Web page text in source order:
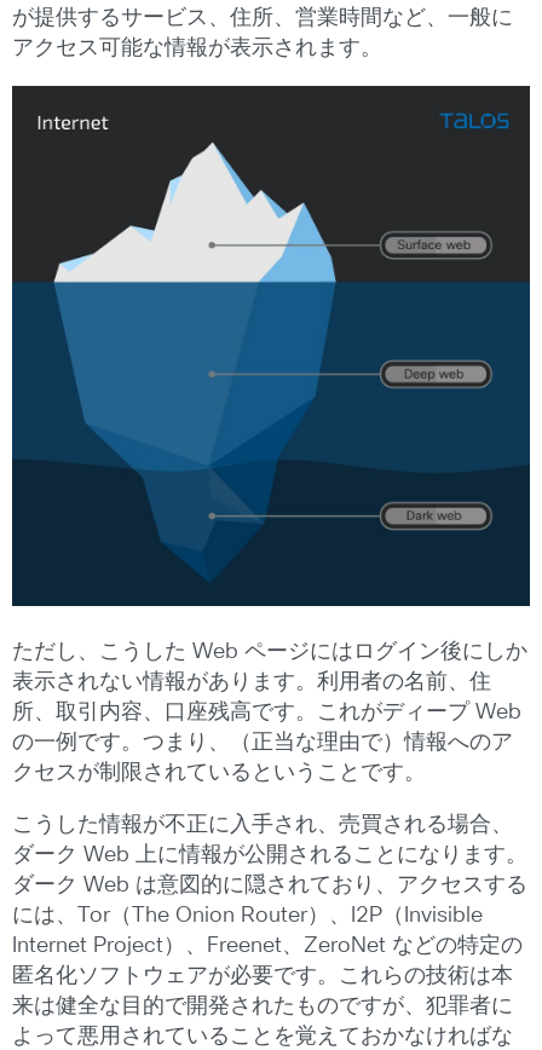
が提供するサービス、住所、営業時間など、一般に
アクセス可能な情報が表示されます。
ただし、こうした Web ページにはログイン後にしか
表示されない情報があります。利用者の名前、住
所、取引内容、口座残高です。これがディープ Web
の一例です。つまり、（正当な理由で）情報へのア
クセスが制限されているということです。
こうした情報が不正に入手され、売買される場合、
ダーク Web 上に情報が公開されることになります。
ダーク Web は意図的に隠されており、アクセスする
には、Tor（The Onion Router）、I2P（Invisible
Internet Project）、Freenet、ZeroNet などの特定の
匿名化ソフトウェアが必要です。これらの技術は本
来は健全な目的で開発されたものですが、犯罪者に
よって悪用されていることを覚えておかなければな